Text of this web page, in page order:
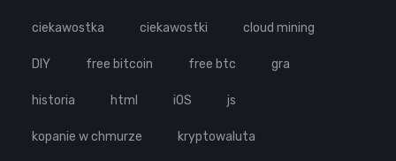
ciekawostka ciekawostki cloud mining
DIY free bitcoin free btc gra
historia html iOS js
kopanie w chmurze kryptowaluta